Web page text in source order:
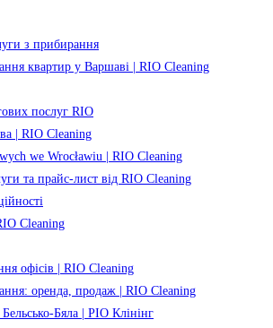
з прибирання
квартир у Варшаві | RIO Cleaning
послуг RIO
| RIO Cleaning
we Wrocławiu | RIO Cleaning
та прайс-лист від RIO Cleaning
Cleaning
офісів | RIO Cleaning
оренда, продаж | RIO Cleaning
Бяла | РІО Клінінг